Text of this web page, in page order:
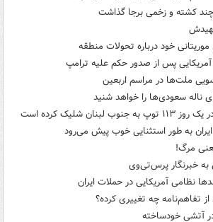
کشته و زخمی برجا گذاشت
خود درباره تحولات منطقه
پس از صدور حکم علیه ترامپ
ملت‌ها در مراسم اربعین
ناله سعودی‌ها را خواهد شنید
شلیک کرده است
به طور استثنایی خوب پیش می‌رود
مرگ!
به خبرنگار پرس‌تی‌وی
نظامی آمریکایی در حملات ایران
تفاهم‌نامه چه تغییری کرده؟
آتشی خودساخته